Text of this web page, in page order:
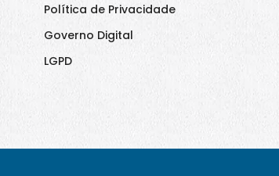
Política de Privacidade
Governo Digital
LGPD